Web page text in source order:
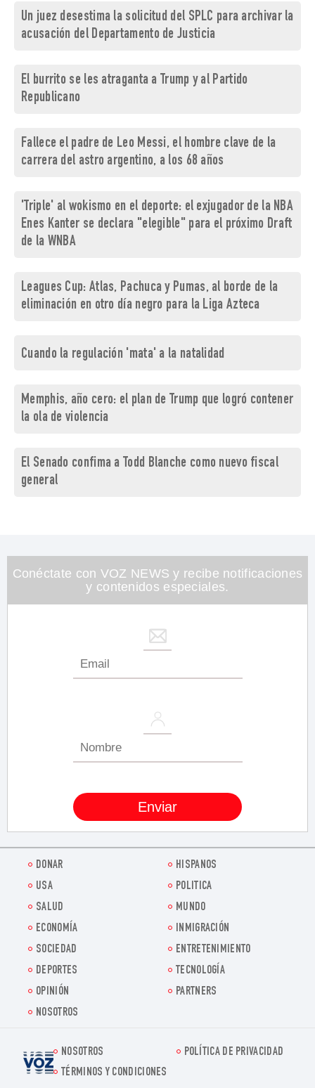
Un juez desestima la solicitud del SPLC para archivar la
acusación del Departamento de Justicia
El burrito se les atraganta a Trump y al Partido
Republicano
Fallece el padre de Leo Messi, el hombre clave de la
carrera del astro argentino, a los 68 años
'Triple' al wokismo en el deporte: el exjugador de la NBA
Enes Kanter se declara "elegible" para el próximo Draft
de la WNBA
Leagues Cup: Atlas, Pachuca y Pumas, al borde de la
eliminación en otro día negro para la Liga Azteca
Cuando la regulación 'mata' a la natalidad
Memphis, año cero: el plan de Trump que logró contener
la ola de violencia
El Senado confima a Todd Blanche como nuevo fiscal
general
Conéctate con VOZ NEWS y recibe notificaciones
y contenidos especiales.
DONAR
HISPANOS
USA
POLITICA
SALUD
MUNDO
ECONOMÍA
INMIGRACIÓN
SOCIEDAD
ENTRETENIMIENTO
DEPORTES
TECNOLOGÍA
OPINIÓN
PARTNERS
NOSOTROS
Voz.us
NOSOTROS
POLÍTICA DE PRIVACIDAD
TÉRMINOS Y CONDICIONES